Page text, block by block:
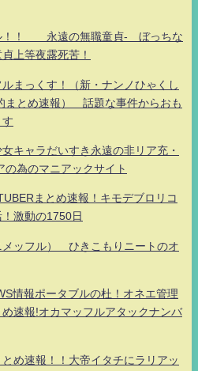
！！ 永遠の無職童貞- ぼっちな
上等夜露死苦！
まっくす！（新・ナンノひゃくし
まとめ速報） 話題な事件からおも
す
キャラだいすき永遠の非リア充・
為のマニアックサイト
まとめ速報！キモデブロリコ
激動の1750日
メッフル） ひきこもりニートのオ
情報ポータブルの杜！オネエ管理
速報!オカマッフルアタックナンバ
め速報！！大帝イタチにラリアッ